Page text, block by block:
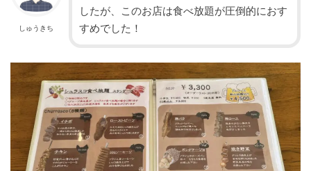
しゅうきち
したが、このお店は食べ放題が圧倒的におす
すめでした！